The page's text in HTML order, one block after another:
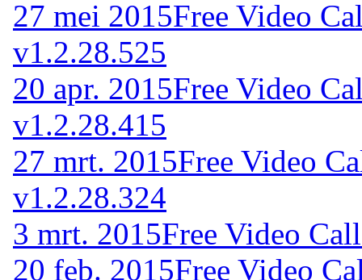
27 mei 2015Free Video
v1.2.28.525
20 apr. 2015Free Video
v1.2.28.415
27 mrt. 2015Free Video
v1.2.28.324
3 mrt. 2015Free Video
20 feb. 2015Free Video